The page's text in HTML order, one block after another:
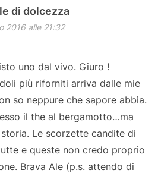
di dolcezza
2016 alle 21:32
uno dal vivo. Giuro !
più riforniti arriva dalle mie
so neppure che sapore abbia.
il the al bergamotto…ma
Le scorzette candite di
e queste non credo proprio
Brava Ale (p.s. attendo di